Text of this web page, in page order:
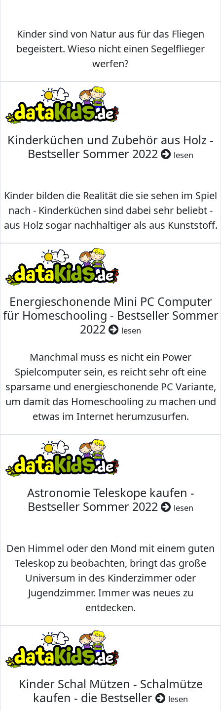
Kinder sind von Natur aus für das Fliegen
begeistert. Wieso nicht einen Segelflieger
werfen?
Kinderküchen und Zubehör aus Holz -
Bestseller Sommer 2022
lesen
Kinder bilden die Realität die sie sehen im Spiel
nach - Kinderküchen sind dabei sehr beliebt -
aus Holz sogar nachhaltiger als aus Kunststoff.
Energieschonende Mini PC Computer
für Homeschooling - Bestseller Sommer
2022
lesen
Manchmal muss es nicht ein Power
Spielcomputer sein, es reicht sehr oft eine
sparsame und energieschonende PC Variante,
um damit das Homeschooling zu machen und
etwas im Internet herumzusurfen.
Astronomie Teleskope kaufen -
Bestseller Sommer 2022
lesen
Den Himmel oder den Mond mit einem guten
Teleskop zu beobachten, bringt das große
Universum in des Kinderzimmer oder
Jugendzimmer. Immer was neues zu
entdecken.
Kinder Schal Mützen - Schalmütze
kaufen - die Bestseller
lesen